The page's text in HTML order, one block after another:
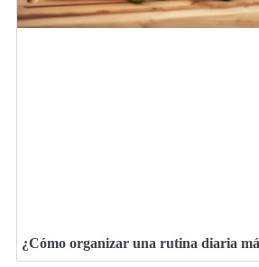
¿Cómo organizar una rutina diaria